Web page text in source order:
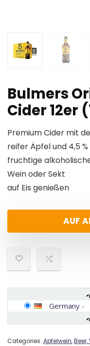
Bulmers
Cider 12er
Premium Cider mit
reifer Äpfel und 4,5
fruchtige
Wein oder Sekt
auf Eis genießen
AUF
Germany -
Categories: Apfelwein,